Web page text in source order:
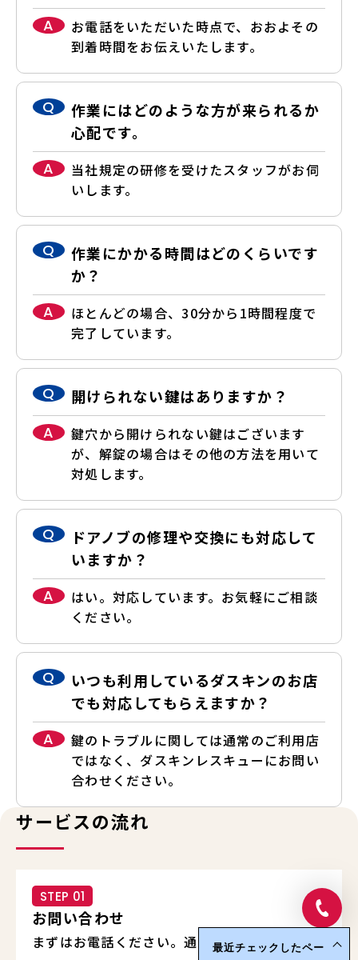
A
お電話をいただいた時点で、おおよその
到着時間をお伝えいたします。
Q
作業にはどのような方が来られるか
心配です。
A
当社規定の研修を受けたスタッフがお伺
いします。
Q
作業にかかる時間はどのくらいです
か？
A
ほとんどの場合、30分から1時間程度で
完了しています。
Q 開けられない鍵はありますか？
A
鍵穴から開けられない鍵はございます
が、解錠の場合はその他の方法を用いて
対処します。
Q
ドアノブの修理や交換にも対応して
いますか？
A
はい。対応しています。お気軽にご相談
ください。
Q
いつも利用しているダスキンのお店
でも対応してもらえますか？
A
鍵のトラブルに関しては通常のご利用店
ではなく、ダスキンレスキューにお問い
合わせください。
サービスの流れ
STEP 01
お問い合わせ
まずはお電話ください。通話料無料で安心して
最近チェックしたペー